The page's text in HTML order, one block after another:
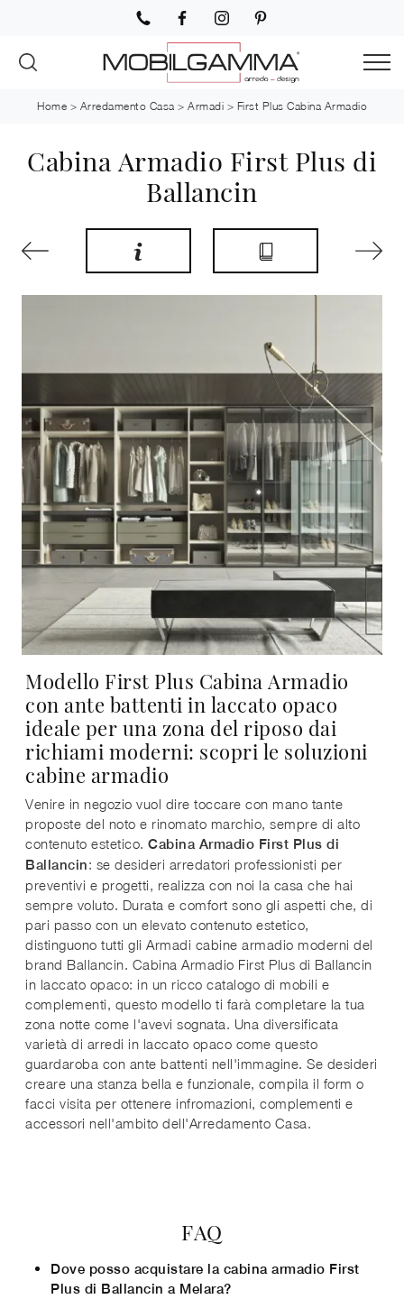
Home > Arredamento Casa > Armadi > First Plus Cabina Armadio
Cabina Armadio First Plus di
Ballancin
Modello First Plus Cabina Armadio
con ante battenti in laccato opaco
ideale per una zona del riposo dai
richiami moderni: scopri le soluzioni
cabine armadio
Venire in negozio vuol dire toccare con mano tante
proposte del noto e rinomato marchio, sempre di alto
contenuto estetico. Cabina Armadio First Plus di
Ballancin: se desideri arredatori professionisti per
preventivi e progetti, realizza con noi la casa che hai
sempre voluto. Durata e comfort sono gli aspetti che, di
pari passo con un elevato contenuto estetico,
distinguono tutti gli Armadi cabine armadio moderni del
brand Ballancin. Cabina Armadio First Plus di Ballancin
in laccato opaco: in un ricco catalogo di mobili e
complementi, questo modello ti farà completare la tua
zona notte come l'avevi sognata. Una diversificata
varietà di arredi in laccato opaco come questo
guardaroba con ante battenti nell'immagine. Se desideri
creare una stanza bella e funzionale, compila il form o
facci visita per ottenere infromazioni, complementi e
accessori nell'ambito dell'Arredamento Casa.
FAQ
Dove posso acquistare la cabina armadio First
Plus di Ballancin a Melara?